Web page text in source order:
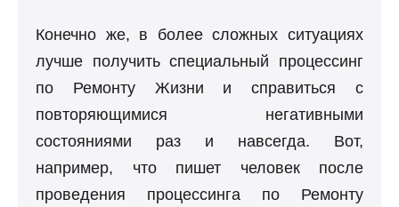
Конечно же, в более сложных ситуациях
лучше получить специальный процессинг
по Ремонту Жизни и справиться с
повторяющимися негативными
состояниями раз и навсегда. Вот,
например, что пишет человек после
проведения процессинга по Ремонту